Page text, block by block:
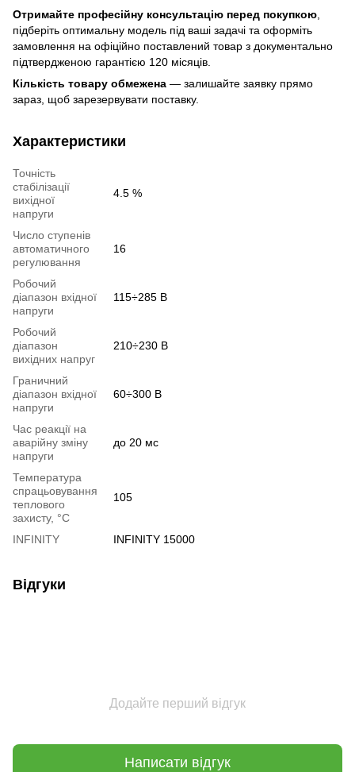
Отримайте професійну консультацію перед покупкою
підберіть оптимальну модель під ваші задачі та оформіть
замовлення на офіційно поставлений товар з документально
підтвердженою гарантією 120 місяців.
Кількість товару обмежена — залишайте заявку прямо
зараз, щоб зарезервувати поставку.
Характеристики
Точність
стабілізації
вихідної
напруги
4.5 %
Число ступенів
автоматичного
регулювання
16
Робочий
діапазон вхідної
напруги
115÷285 В
Робочий
діапазон
вихідних напруг
210÷230 В
Граничний
діапазон вхідної
напруги
60÷300 В
Час реакції на
аварійну зміну
напруги
до 20 мс
Температура
спрацьовування
теплового
захисту, °C
105
INFINITY INFINITY 15000
Відгуки
Додайте перший відгук
Написати відгук